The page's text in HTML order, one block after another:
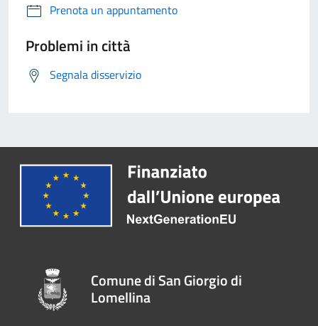
Prenota un appuntamento
Problemi in città
Segnala disservizio
Comune di San Giorgio di
Lomellina